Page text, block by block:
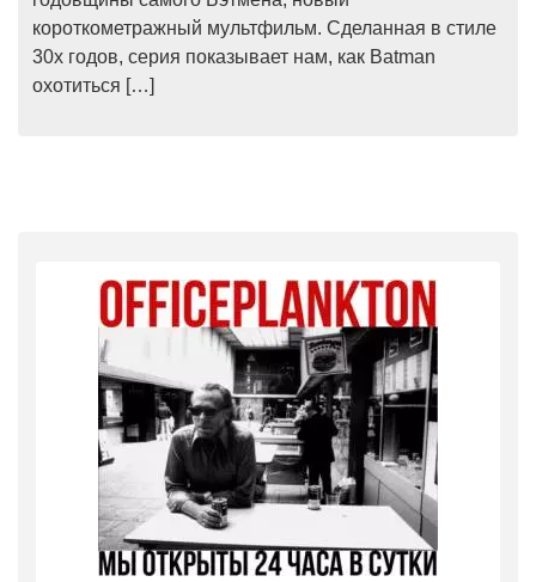
короткометражный мультфильм. Сделанная в стиле
30х годов, серия показывает нам, как Batman
охотиться […]